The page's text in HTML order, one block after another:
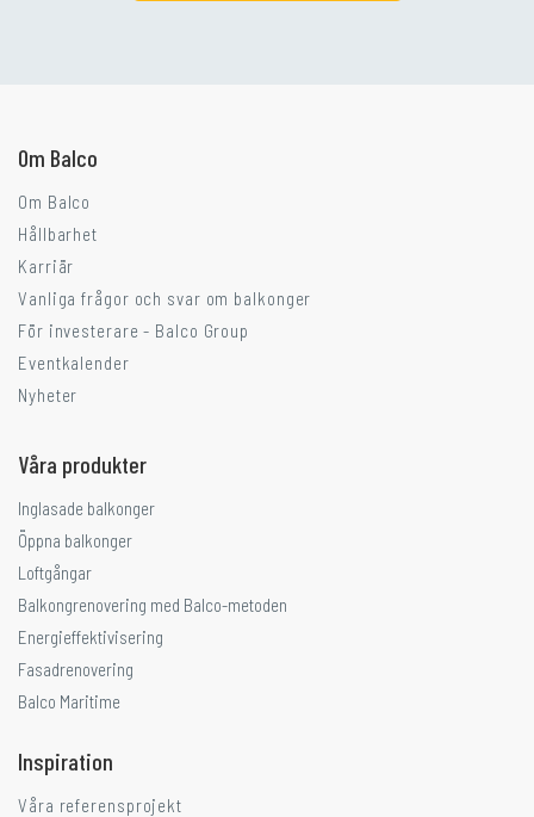
Om Balco
Om Balco
Hållbarhet
Karriär
Vanliga frågor och svar om balkonger
För investerare - Balco Group
Eventkalender
Nyheter
Våra produkter
Inglasade balkonger
Öppna balkonger
Loftgångar
Balkongrenovering med Balco-metoden
Energieffektivisering
Fasadrenovering
Balco Maritime
Inspiration
Våra referensprojekt